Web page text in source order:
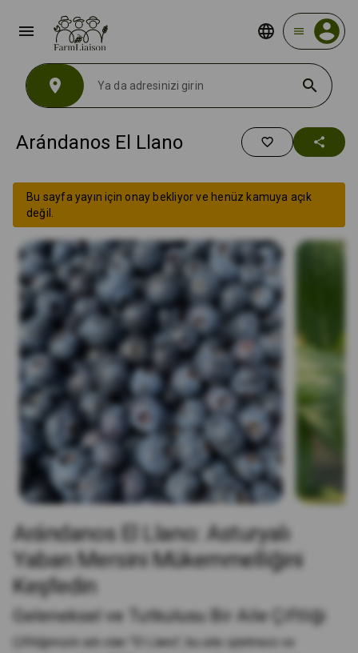
menu menu
location_on search
Arándanos El Llano favorite_border share
Bu sayfa yayın için onay bekliyor ve henüz kamuya açık
değil.
Arándanos El Llano: Asturyalı
Yaban Mersini Mükemmelliğini
Keşfedin
Geleneksel ve Tutkulusu Bir Aile Çiftliği
Çiftliğimizin adı olan "El Llano", bu aile işletmesi ve